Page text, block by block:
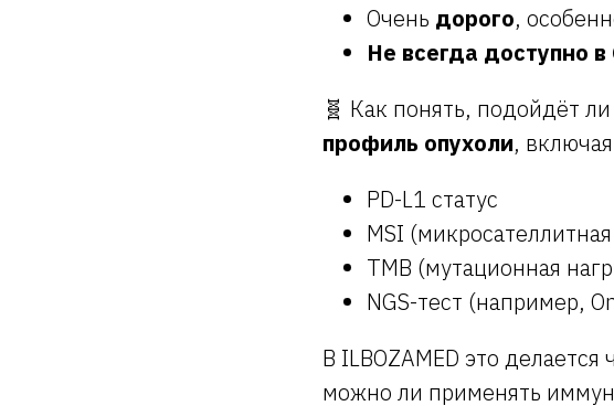
Очень дорого,
Не всегда доступно
🧬 Как понять, подойдёт
профиль опухоли,
PD-L1 статус
MSI
TMB (мутационная
NGS-тест (например,
В ILBOZAMED это
можно ли применять